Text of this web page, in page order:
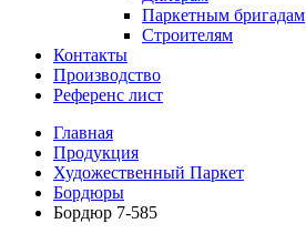
Паркетным бригадам
Строителям
Контакты
Производство
Референс лист
Главная
Продукция
Художественный Паркет
Бордюры
Бордюр 7-585